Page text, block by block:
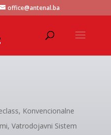
office@antenal.ba
, Konvencionalne
, Vatrodojavni Sistem